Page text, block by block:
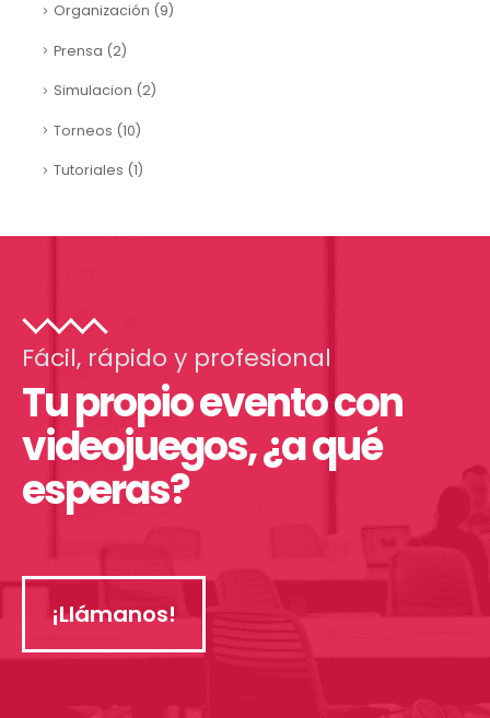
Organización (9)
Prensa (2)
Simulacion (2)
Torneos (10)
Tutoriales (1)
Fácil, rápido y profesional
Tu propio evento con
videojuegos, ¿a qué
esperas?
¡Llámanos!